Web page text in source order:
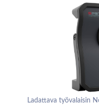
Ladattava työvalaisin